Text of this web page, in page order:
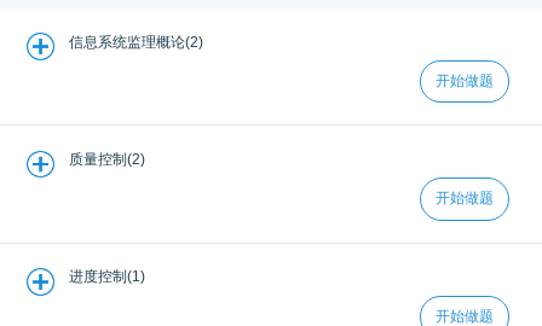
信息系统监理概论(2)
开始做题
质量控制(2)
开始做题
进度控制(1)
开始做题